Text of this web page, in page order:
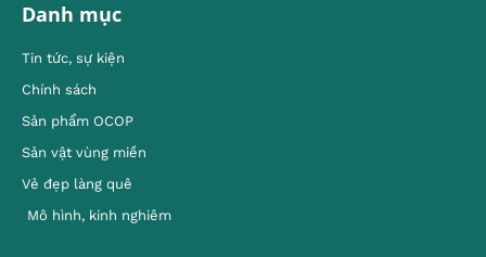
Danh mục
Tin tức, sự kiện
Chính sách
Sản phẩm OCOP
Sản vật vùng miền
Vẻ đẹp làng quê
Mô hình, kinh nghiêm